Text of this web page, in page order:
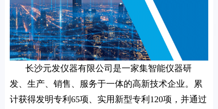
长沙元发仪器有限公司是一家集智能仪器研
发、生产、销售、服务于一体的高新技术企业。累
计获得发明专利65项、实用新型专利120项，并通过